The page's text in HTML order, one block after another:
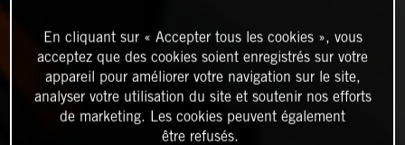
En cliquant sur « Accepter tous les cookies », vous
acceptez que des cookies soient enregistrés sur votre
appareil pour améliorer votre navigation sur le site,
analyser votre utilisation du site et soutenir nos efforts
de marketing. Les cookies peuvent également
être refusés.